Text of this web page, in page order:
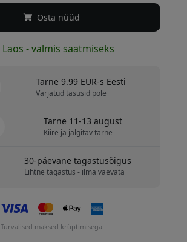
Osta nüüd
Laos - valmis saatmiseks
Tarne 9.99 EUR-s Eesti
Varjatud tasusid pole
Tarne 11-13 august
Kiire ja jälgitav tarne
30-päevane tagastusõigus
Lihtne tagastus - ilma vaevata
Turvalised maksed krüptimisega